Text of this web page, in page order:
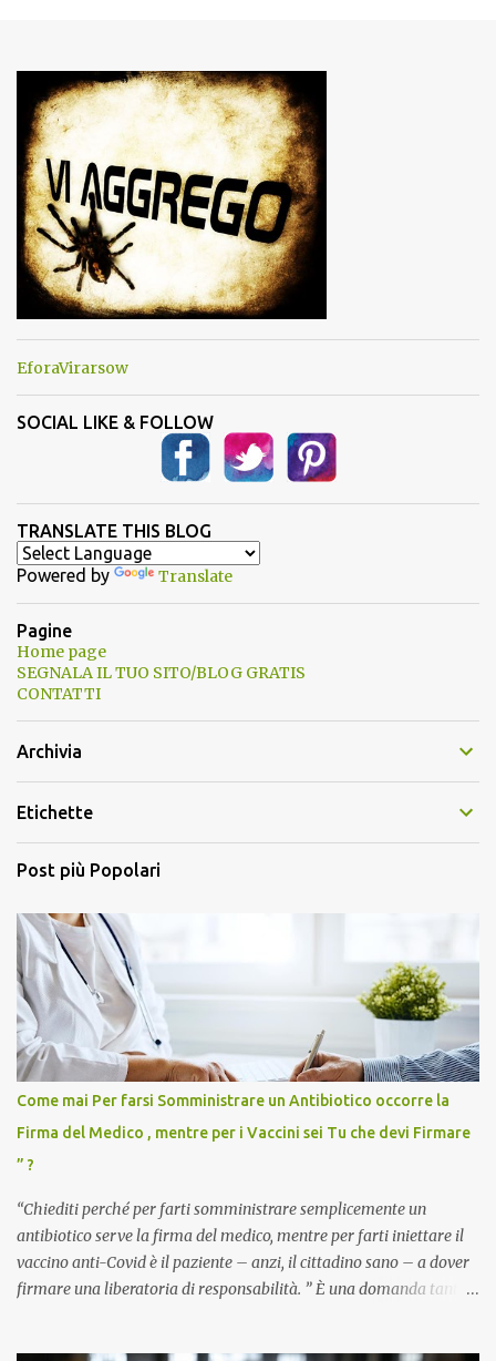
n
t
i
EforaVirarsow
SOCIAL LIKE & FOLLOW
TRANSLATE THIS BLOG
Powered by Translate
Pagine
Home page
SEGNALA IL TUO SITO/BLOG GRATIS
CONTATTI
Archivia
Etichette
Post più Popolari
Come mai Per farsi Somministrare un Antibiotico occorre la
Firma del Medico , mentre per i Vaccini sei Tu che devi Firmare
” ?
“Chiediti perché per farti somministrare semplicemente un
antibiotico serve la firma del medico, mentre per farti iniettare il
vaccino anti-Covid è il paziente – anzi, il cittadino sano – a dover
firmare una liberatoria di responsabilità. ” È una domanda tanto